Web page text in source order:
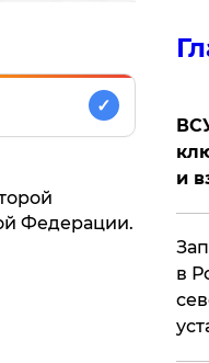
✓
Федерации.
и
в